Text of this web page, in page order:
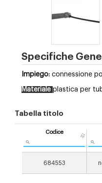
Specifiche
Impiego: connessione
Materiale plastica per
Tabella titolo
Codice
684553